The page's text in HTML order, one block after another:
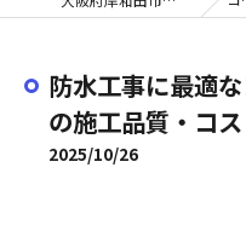
防水工事に最適
の施工品質・コ
2025/10/26